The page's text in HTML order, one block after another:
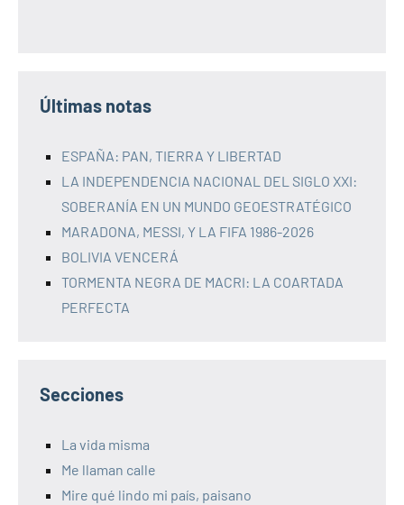
Últimas notas
ESPAÑA: PAN, TIERRA Y LIBERTAD
LA INDEPENDENCIA NACIONAL DEL SIGLO XXI:
SOBERANÍA EN UN MUNDO GEOESTRATÉGICO
MARADONA, MESSI, Y LA FIFA 1986-2026
BOLIVIA VENCERÁ
TORMENTA NEGRA DE MACRI: LA COARTADA
PERFECTA
Secciones
La vida misma
Me llaman calle
Mire qué lindo mi país, paisano